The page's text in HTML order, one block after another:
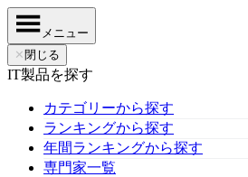
メニュー
✕ 閉じる
IT製品を探す
カテゴリーから探す
ランキングから探す
年間ランキングから探す
専門家一覧